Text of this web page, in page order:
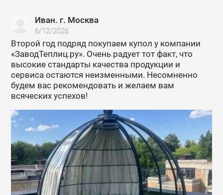
Иван. г. Москва
6/12/2026
Второй год подряд покупаем купол у компании
«ЗаводТеплиц.ру». Очень радует тот факт, что
высокие стандарты качества продукции и
сервиса остаются неизменными. Несомненно
будем вас рекомендовать и желаем вам
всяческих успехов!